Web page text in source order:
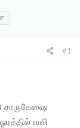
#1
வலி